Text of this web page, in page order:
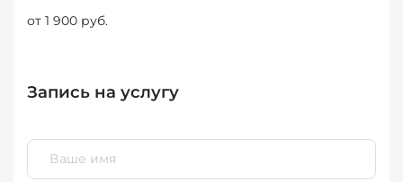
от 1 900 руб.
Запись на услугу